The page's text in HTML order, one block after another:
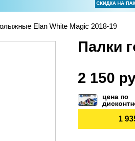
СКИДКА НА
Elan White Magic 2018-19
Палки
2 150
цена по
1